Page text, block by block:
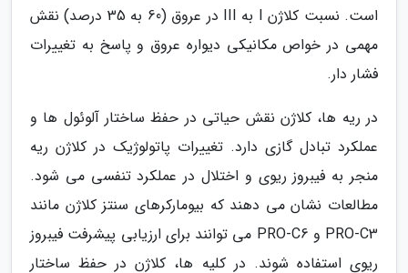
است. نسبت کلاژن I به III در عروق (60 به 35 درصد) نقش
مهمی در خواص مکانیکی دیواره عروق و پاسخ به تغییرات
فشار دار.
در ریه ها، کلاژن نقش حیاتی در حفظ ساختار آلوئول ها و
عملکرد تبادل گازی دارد. تغییرات پاتولوژیک در کلاژن ریه
منجر به فیبروز ریوی و اختلال در عملکرد تنفسی می شود.
مطالعات نشان می دهند که بیومارکرهای سنتز کلاژن مانند
PRO-C3 و PRO-C6 می توانند برای ارزیابی پیشرفت فیبروز
ریوی استفاده شوند. در کلیه ها، کلاژن در حفظ ساختار